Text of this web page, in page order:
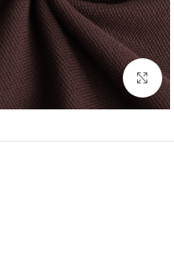
Click to enlarge